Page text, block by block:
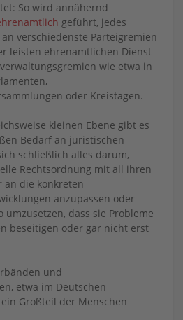
So wird annähernd
geführt, jedes
verschiedenste Parteigremien
leisten ehrenamtlichen Dienst
wie etwa in
oder Kreistagen.
kleinen Ebene gibt es
Bedarf an juristischen
schließlich alles darum,
Rechtsordnung mit all ihren
an die konkreten
anzupassen oder
umzusetzen, dass sie Probleme
beseitigen oder gar nicht erst
und
etwa im Deutschen
Großteil der Menschen